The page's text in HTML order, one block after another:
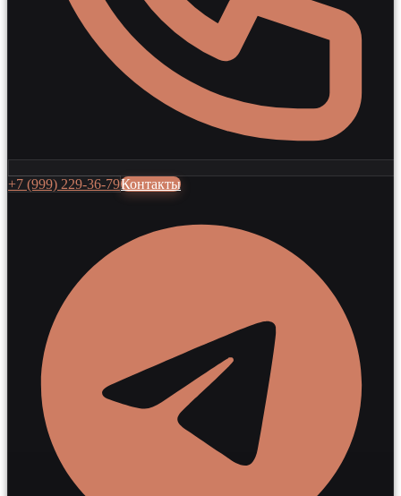
+7 (999) 229-36-79Контакты